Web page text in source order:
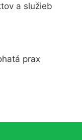
a služieb
prax